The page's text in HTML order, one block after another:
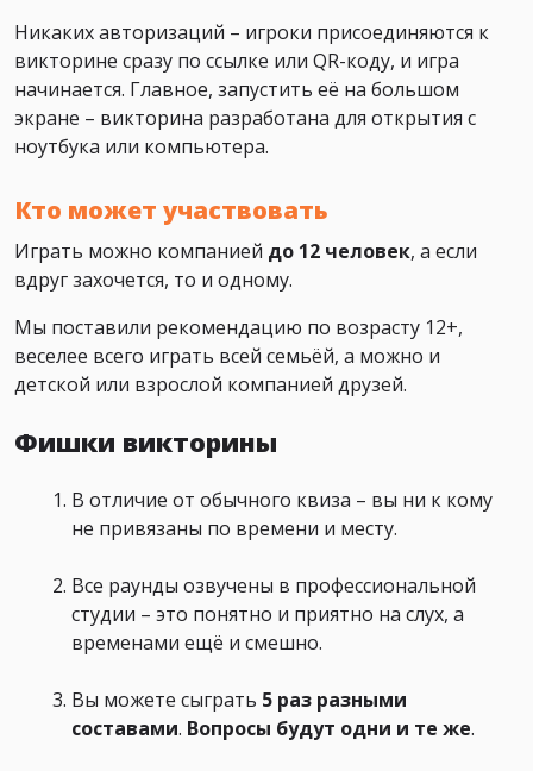
Никаких авторизаций – игроки присоединяются к
викторине сразу по ссылке или QR-коду, и игра
начинается. Главное, запустить её на большом
экране – викторина разработана для открытия с
ноутбука или компьютера.
Кто может участвовать
Играть можно компанией до 12 человек, а если
вдруг захочется, то и одному.
Мы поставили рекомендацию по возрасту 12+,
веселее всего играть всей семьёй, а можно и
детской или взрослой компанией друзей.
Фишки викторины
В отличие от обычного квиза – вы ни к кому
не привязаны по времени и месту.
Все раунды озвучены в профессиональной
студии – это понятно и приятно на слух, а
временами ещё и смешно.
Вы можете сыграть 5 раз разными
составами. Вопросы будут одни и те же.